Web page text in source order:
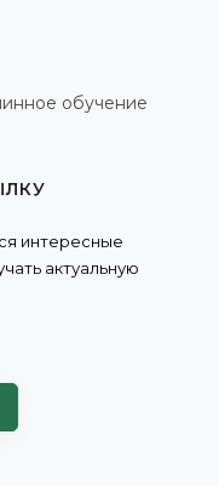
обучение
интересные
актуальную